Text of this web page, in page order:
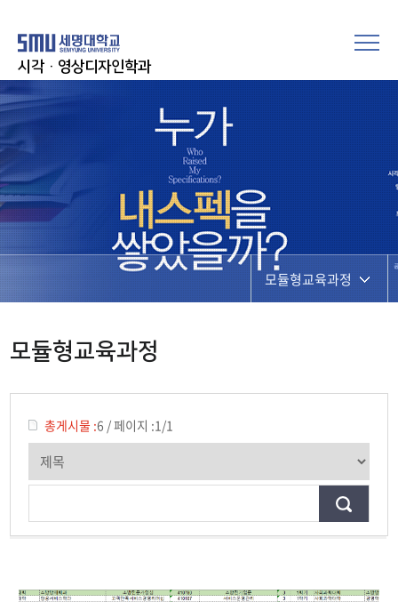
시각·영상디자인학과
모듈형교육과정
AR·VR 연계전공
모듈형교육과정
총게시물 :6 /페이지 :1/1